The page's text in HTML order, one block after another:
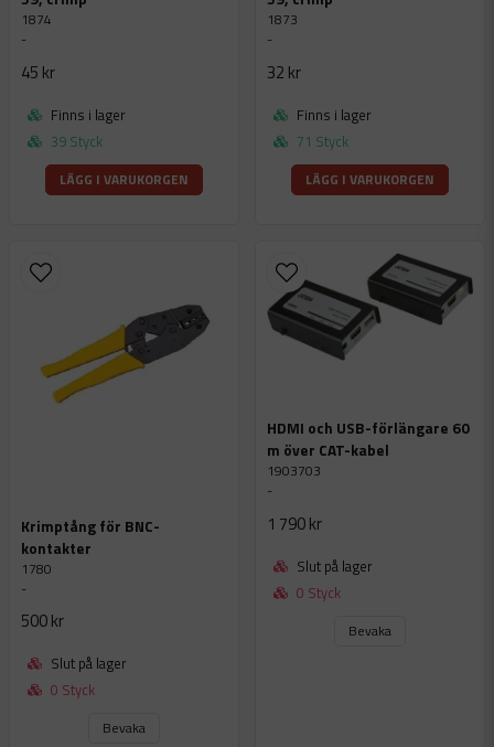
1874
-
45 kr
Finns i lager
39 Styck
LÄGG I VARUKORGEN
1873
-
32 kr
Finns i lager
71 Styck
LÄGG I VARUKORGEN
Krimptång för BNC-
kontakter
1780
-
500 kr
Slut på lager
0 Styck
Bevaka
HDMI och USB-förlängare 60
m över CAT-kabel
1903703
-
1 790 kr
Slut på lager
0 Styck
Bevaka